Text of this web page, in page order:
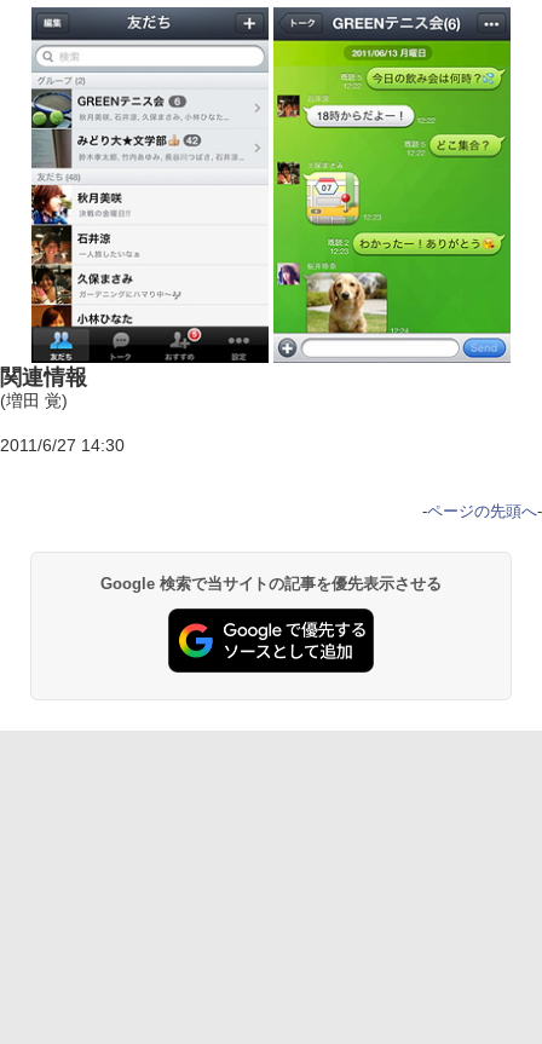
関連情報
(増田 覚)
2011/6/27 14:30
-ページの先頭へ-
Google 検索で当サイトの記事を優先表示させる